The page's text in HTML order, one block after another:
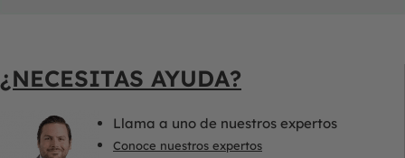
¿NECESITAS AYUDA?
Llama a uno de nuestros expertos
Conoce nuestros expertos